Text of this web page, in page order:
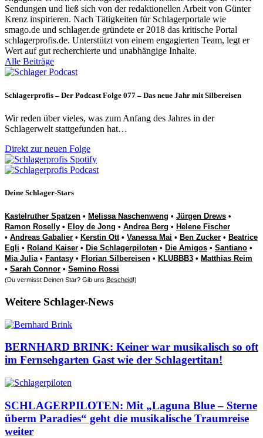
Sendungen und ließ sich von der redaktionellen Arbeit von Günter
Krenz inspirieren. Nach Tätigkeiten für Schlagerportale wie
smago.de und schlager.de gründete er 2018 das kritische Portal
schlagerprofis.de. Unterstützt von einem engagierten Team, legt er
Wert auf gut recherchierte und unabhängige Inhalte.
Alle Beiträge
Schlagerprofis – Der Podcast Folge 077 – Das neue Jahr mit Silbereisen
Wir reden über vieles, was zum Anfang des Jahres in der
Schlagerwelt stattgefunden hat…
Direkt zur neuen Folge
Deine Schlager-Stars
Kastelruther Spatzen • Melissa Naschenweng • Jürgen Drews •
Ramon Roselly • Eloy de Jong • Andrea Berg • Helene Fischer
• Andreas Gabalier • Kerstin Ott• Vanessa Mai • Ben Zucker • Beatrice
Egli • Roland Kaiser • Die Schlagerpiloten • Die Amigos • Santiano •
Mia Julia• Fantasy • Florian Silbereisen • KLUBBB3 • Matthias Reim
• Sarah Connor • Semino Rossi
(Du vermisst Deinen Star? Gib uns Bescheid!)
Weitere Schlager-News
BERNHARD BRINK: Keiner war musikalisch so oft
im Fernsehgarten Gast wie der Schlagertitan!
SCHLAGERPILOTEN: Mit „Laguna Blue – Sterne
überm Paradies“ geht die musikalische Traumreise
weiter